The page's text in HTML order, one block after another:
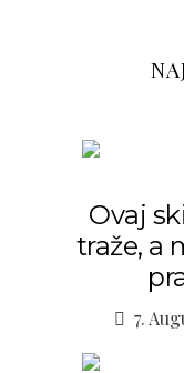
Ovaj
traže, a
7.